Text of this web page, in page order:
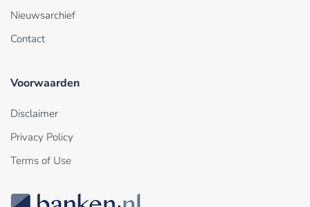
Nieuwsarchief
Contact
Voorwaarden
Disclaimer
Privacy Policy
Terms of Use